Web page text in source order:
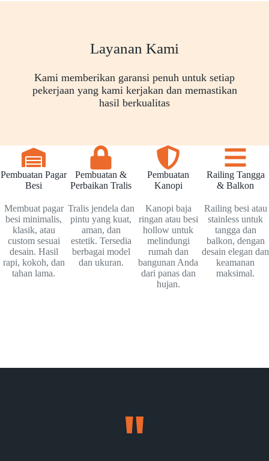
Layanan Kami
Kami memberikan garansi penuh untuk setiap
pekerjaan yang kami kerjakan dan memastikan
hasil berkualitas
Pembuatan Pagar
Besi
Membuat pagar
besi minimalis,
klasik, atau
custom sesuai
desain. Hasil
rapi, kokoh, dan
tahan lama.
Pembuatan &
Perbaikan Tralis
Tralis jendela dan
pintu yang kuat,
aman, dan
estetik. Tersedia
berbagai model
dan ukuran.
Pembuatan
Kanopi
Kanopi baja
ringan atau besi
hollow untuk
melindungi
rumah dan
bangunan Anda
dari panas dan
hujan.
Railing Tangga
& Balkon
Railing besi atau
stainless untuk
tangga dan
balkon, dengan
desain elegan dan
keamanan
maksimal.